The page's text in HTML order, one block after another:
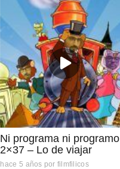
Ni programa ni programo
2×37 – Lo de viajar
hace 5 años por filmfilicos